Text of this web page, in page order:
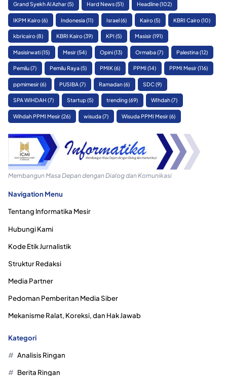
Grand Syekh Al Azhar(5) Hard News(51) Headline(102)
IKPM Kairo(6) Indonesia(11) Israel(6) Kairo(5) KBRI Cairo(10)
kbricairo(8) KBRI Kairo(39) KPI (5) Masisir(191)
Masisirwati(15) Mesir(54) Opini(13) Ormaba(7) Palestina(12)
Pemilu(7) Pemilu Raya(5) PMIK(6) PPMI (14) PPMI Mesir(116)
ppmimesir(6) PUSIBA(7) Ramadan(6) SDC(9)
SPA WIHDAH (7) Startup(5) trending (69) WIhdah(7)
Wihdah PPMI Mesir(26) wisuda(7) Wisuda PPMI Mesir(6)
Membangun Masa Depan dengan Dialog dan Komunikasi
Navigation Menu
Tentang Informatika Mesir
Hubungi Kami
Kode Etik Jurnalistik
Struktur Redaksi
Media Partner
Pedoman Pemberitan Media Siber
Mekanisme Ralat, Koreksi, dan Hak Jawab
Kategori
Analisis Ringan
Berita Ringan